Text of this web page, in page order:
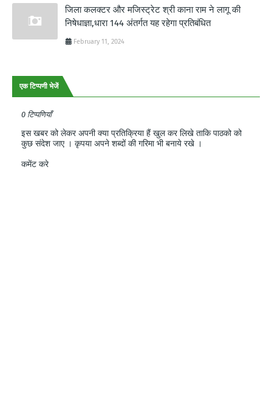
जिला कलक्टर और मजिस्ट्रेट श्री काना राम ने लागू की
निषेधाज्ञा,धारा 144 अंतर्गत यह रहेगा प्रतिबंधित
February 11, 2024
एक टिप्पणी भेजें
0 टिप्पणियाँ
इस खबर को लेकर अपनी क्या प्रतिक्रिया हैं खुल कर लिखे ताकि पाठको को
कुछ संदेश जाए । कृपया अपने शब्दों की गरिमा भी बनाये रखे ।
कमेंट करे